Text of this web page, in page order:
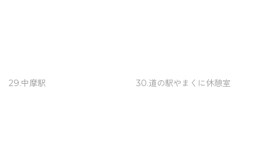
29.中摩駅 30.道の駅やまくに休憩室